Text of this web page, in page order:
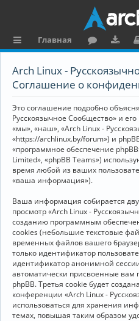
ы
к
и
Главная
ру
ру
и
е
н
ц
я
Arch Linux -
Соглашение о
Это соглашение подробно
Русскоязычное Сообщество» и
«мы», «наш», «Arch Linux -
«https://archlinux.by/forum») и
«программное обеспечение
Limited», «phpBB Teams»)
время любой из ваших
«ваша информация»).
Ваша информация собирается
просмотр «Arch Linux -
созданию программным
cookies (небольшие текстовые
временных файлов вашего
только идентификатор
идентификатор анонимной
автоматически присвоенные
phpBB. Третья cookie будет
конференции «Arch Linux -
использоваться для хранения
темах, повышая таким образом